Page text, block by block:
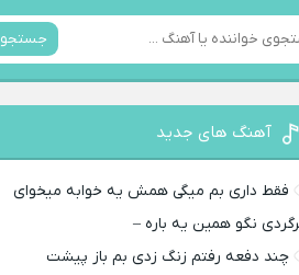
جستجو
آهنگ های جدید
فقط داری بم میگی همش یه خوابه میخوای
نگو همین یه باره –
چند دفعه رفتم زنگ زدی بم باز پیشت